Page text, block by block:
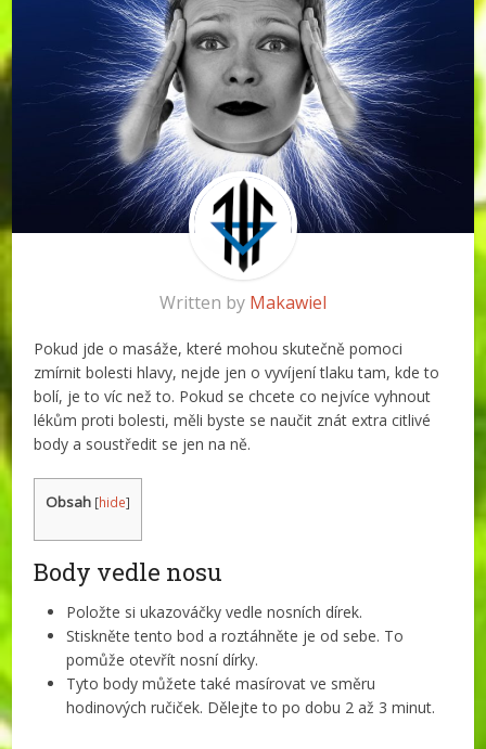
Written by Makawiel
Pokud jde o masáže, které mohou skutečně pomoci
zmírnit bolesti hlavy, nejde jen o vyvíjení tlaku tam, kde to
bolí, je to víc než to. Pokud se chcete co nejvíce vyhnout
lékům proti bolesti, měli byste se naučit znát extra citlivé
body a soustředit se jen na ně.
Obsah [hide]
Body vedle nosu
Položte si ukazováčky vedle nosních dírek.
Stiskněte tento bod a roztáhněte je od sebe. To
pomůže otevřít nosní dírky.
Tyto body můžete také masírovat ve směru
hodinových ručiček. Dělejte to po dobu 2 až 3 minut.